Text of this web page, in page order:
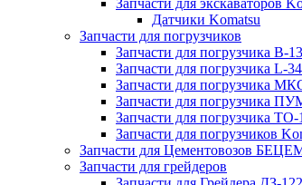
Запчасти для экскаваторов
Датчики Komatsu
Запчасти для погрузчиков
Запчасти для погрузчика B-
Запчасти для погрузчика L-34
Запчасти для погрузчика
Запчасти для погрузчика
Запчасти для погрузчика ТО-
Запчасти для погрузчиков
Запчасти для Цементовозов
Запчасти для грейдеров